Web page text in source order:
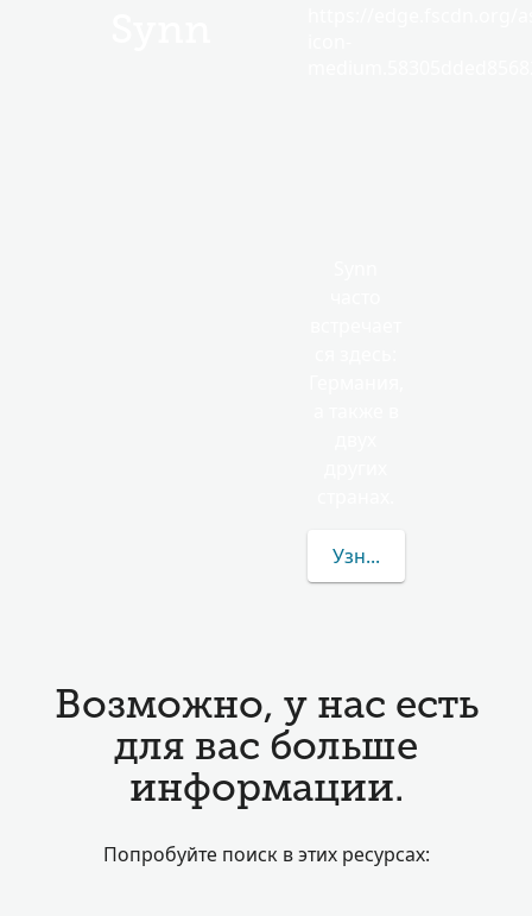
Узнать больше о
Возможно, у нас есть
для вас больше
информации.
Попробуйте поиск в этих ресурсах: